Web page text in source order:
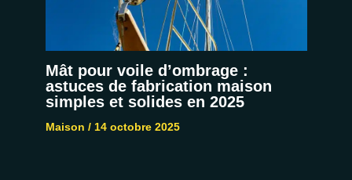
Mât pour voile d’ombrage :
astuces de fabrication maison
simples et solides en 2025
Maison / 14 octobre 2025